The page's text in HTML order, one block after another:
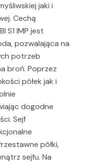
jaki i
Cechą
S1 IMP jest
pozwalająca na
potrzeb
broń. Poprzez
półek jak i
dogodne
Sejf
półki,
sejfu. Na